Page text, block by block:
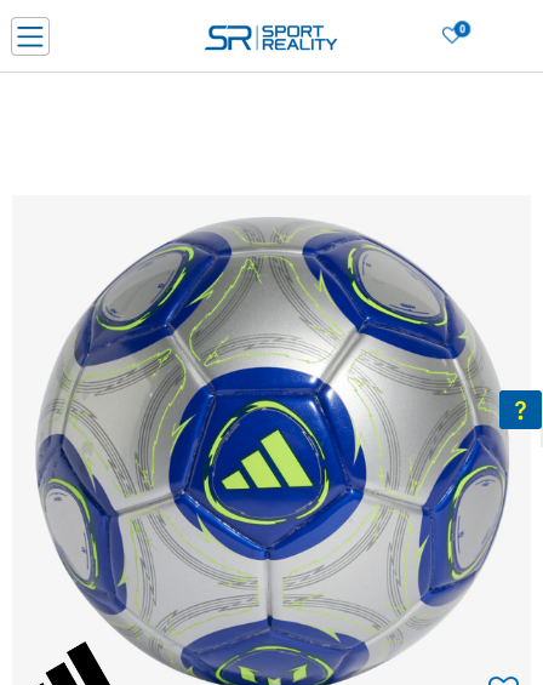
0
ДОЗНАЈ ПОВЕЌЕ
Ценовник
ДОЗНАЈ ПОВЕЌЕ